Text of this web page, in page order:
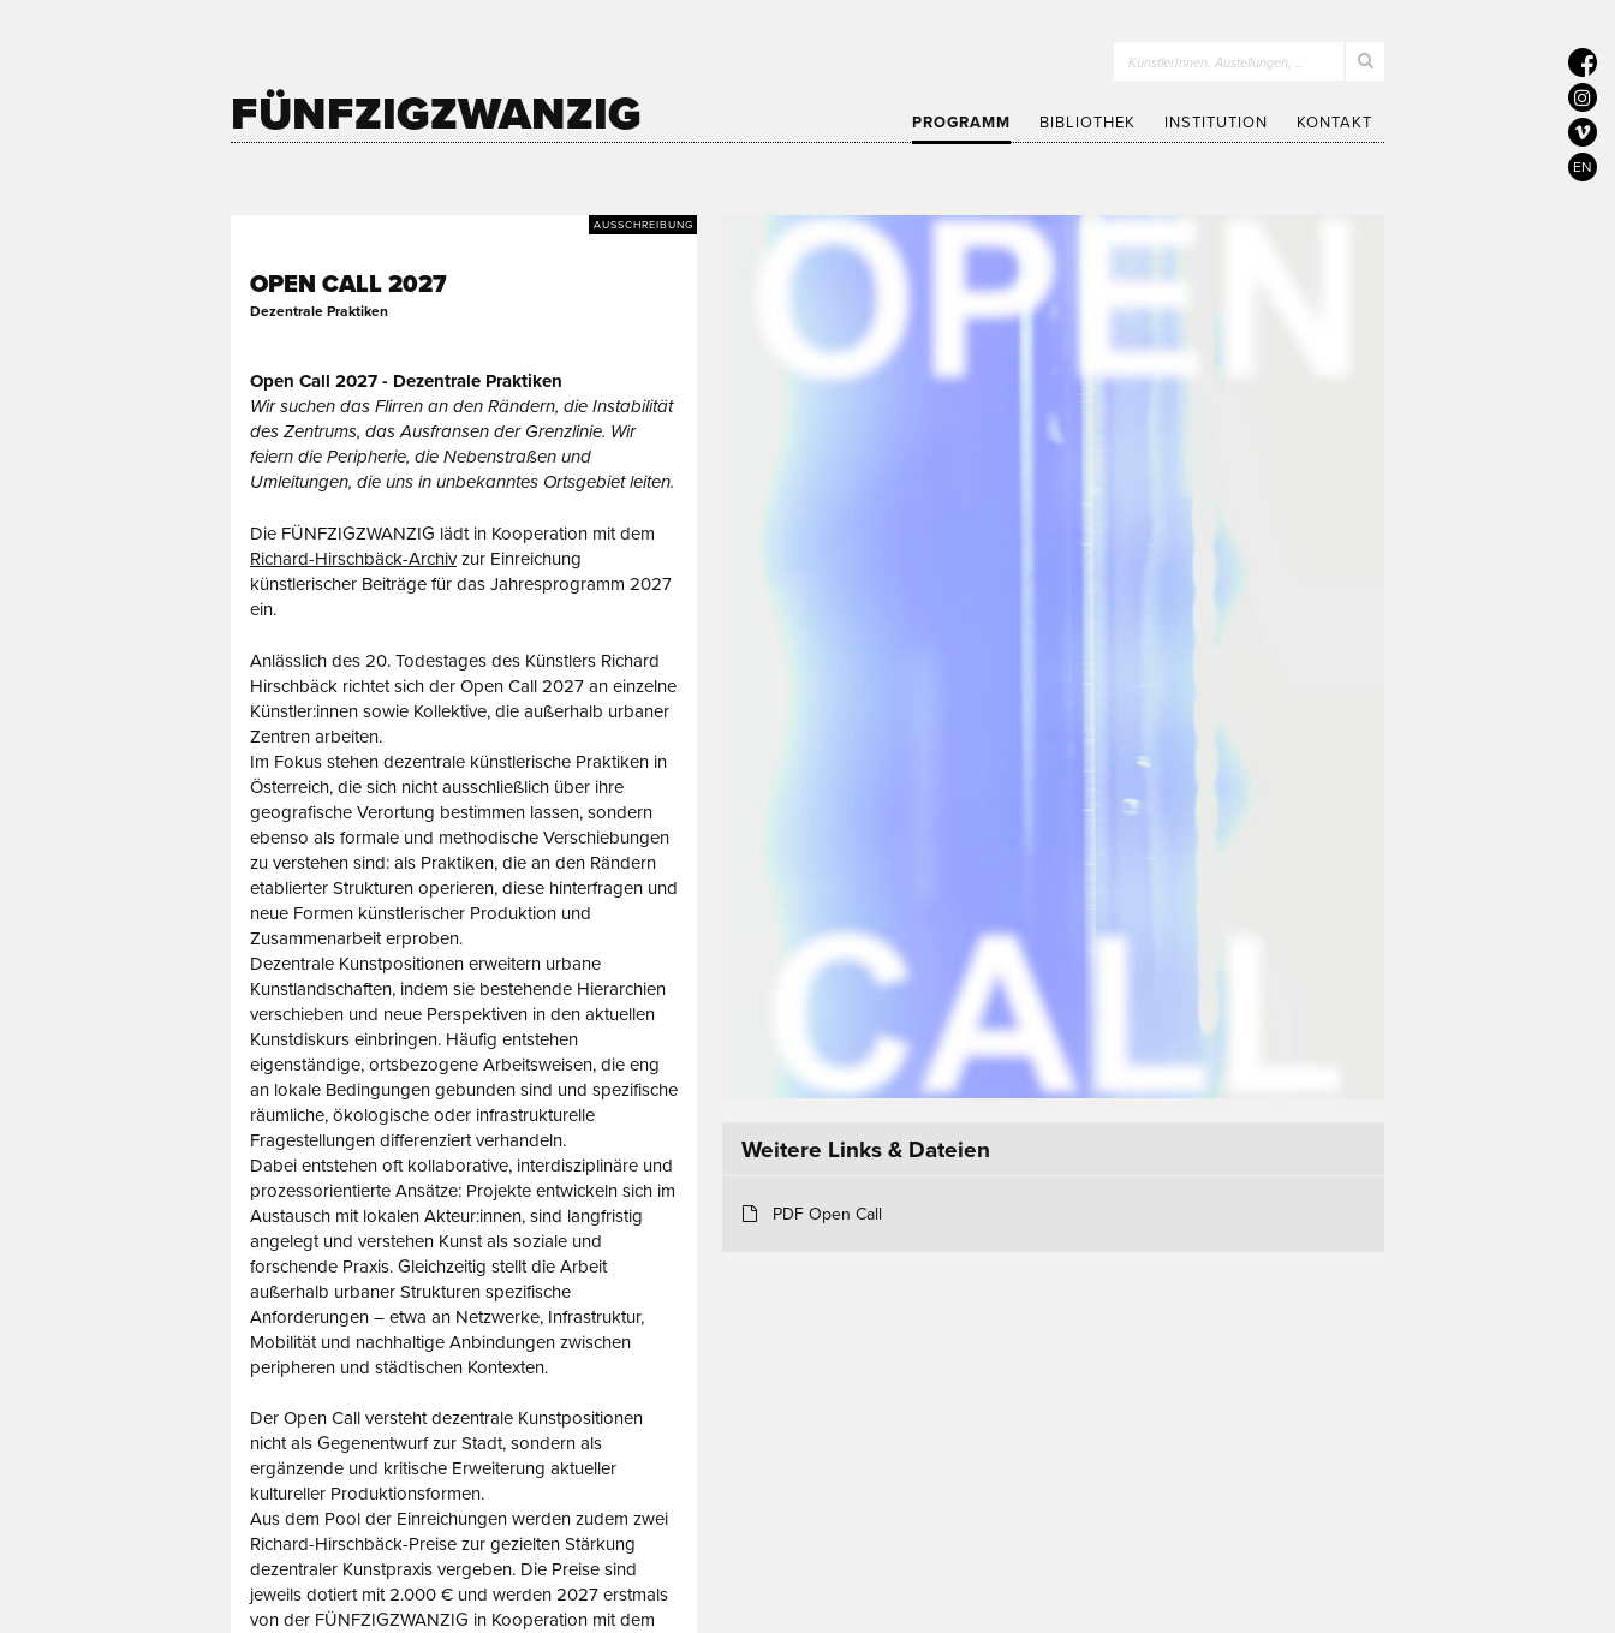
FÜNFZIGZWANZIG
KünstlerInnen, Austellungen, …
PROGRAMM BIBLIOTHEK INSTITUTION KONTAKT
EN
AUSSCHREIBUNG
OPEN CALL 2027
Dezentrale Praktiken
Open Call 2027 - Dezentrale Praktiken
Wir suchen das Flirren an den Rändern, die Instabilität
des Zentrums, das Ausfransen der Grenzlinie. Wir
feiern die Peripherie, die Nebenstraßen und
Umleitungen, die uns in unbekanntes Ortsgebiet leiten.
Die FÜNFZIGZWANZIG lädt in Kooperation mit dem
Richard-Hirschbäck-Archivzur Einreichung
künstlerischer Beiträge für das Jahresprogramm 2027
ein.
Anlässlich des 20. Todestages des Künstlers Richard
Hirschbäck richtet sich der Open Call 2027 an einzelne
Künstler:innen sowie Kollektive, die außerhalb urbaner
Zentren arbeiten.
Im Fokus stehen dezentrale künstlerische Praktiken in
Österreich, die sich nicht ausschließlich über ihre
geografische Verortung bestimmen lassen, sondern
ebenso als formale und methodische Verschiebungen
zu verstehen sind: als Praktiken, die an den Rändern
etablierter Strukturen operieren, diese hinterfragen und
neue Formen künstlerischer Produktion und
Zusammenarbeit erproben.
Dezentrale Kunstpositionen erweitern urbane
Kunstlandschaften, indem sie bestehende Hierarchien
verschieben und neue Perspektiven in den aktuellen
Kunstdiskurs einbringen. Häufig entstehen
eigenständige, ortsbezogene Arbeitsweisen, die eng
an lokale Bedingungen gebunden sind und spezifische
räumliche, ökologische oder infrastrukturelle
Fragestellungen differenziert verhandeln.
Dabei entstehen oft kollaborative, interdisziplinäre und
prozessorientierte Ansätze: Projekte entwickeln sich im
Austausch mit lokalen Akteur:innen, sind langfristig
angelegt und verstehen Kunst als soziale und
forschende Praxis. Gleichzeitig stellt die Arbeit
außerhalb urbaner Strukturen spezifische
Anforderungen – etwa an Netzwerke, Infrastruktur,
Mobilität und nachhaltige Anbindungen zwischen
peripheren und städtischen Kontexten.
Der Open Call versteht dezentrale Kunstpositionen
nicht als Gegenentwurf zur Stadt, sondern als
ergänzende und kritische Erweiterung aktueller
kultureller Produktionsformen.
Aus dem Pool der Einreichungen werden zudem zwei
Richard-Hirschbäck-Preise zur gezielten Stärkung
dezentraler Kunstpraxis vergeben. Die Preise sind
jeweils dotiert mit 2.000 € und werden 2027 erstmals
von der FÜNFZIGZWANZIG in Kooperation mit dem
Weitere Links & Dateien
PDF Open Call